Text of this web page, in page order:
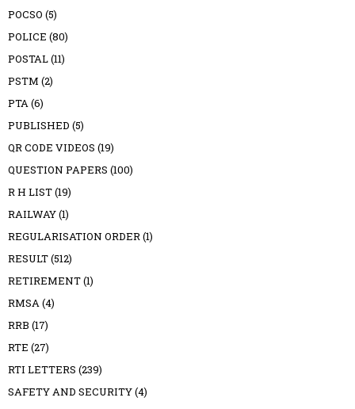
POCSO (5)
POLICE (80)
POSTAL(11)
PSTM (2)
PTA(6)
PUBLISHED (5)
QR CODE VIDEOS (19)
QUESTION PAPERS (100)
R H LIST(19)
RAILWAY(1)
REGULARISATION ORDER(1)
RESULT(512)
RETIREMENT(1)
RMSA(4)
RRB (17)
RTE (27)
RTI LETTERS (239)
SAFETY AND SECURITY(4)